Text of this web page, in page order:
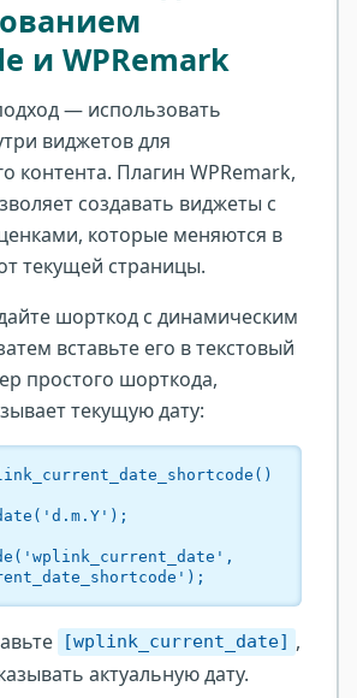
и WPRemark
— использовать
виджетов для
контента. Плагин WPRemark,
создавать виджеты с
которые меняются в
текущей страницы.
шорткод с динамическим
вставьте его в текстовый
простого шорткода,
текущую дату:
[wplink_current_date] ,
актуальную дату.